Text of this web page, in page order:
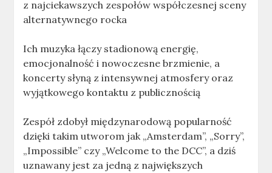
z najciekawszych zespołów współczesnej sceny
alternatywnego rocka
Ich muzyka łączy stadionową energię,
emocjonalność i nowoczesne brzmienie, a
koncerty słyną z intensywnej atmosfery oraz
wyjątkowego kontaktu z publicznością
Zespół zdobył międzynarodową popularność
dzięki takim utworom jak „Amsterdam”, „Sorry”,
„Impossible” czy „Welcome to the DCC”, a dziś
uznawany jest za jedną z największych